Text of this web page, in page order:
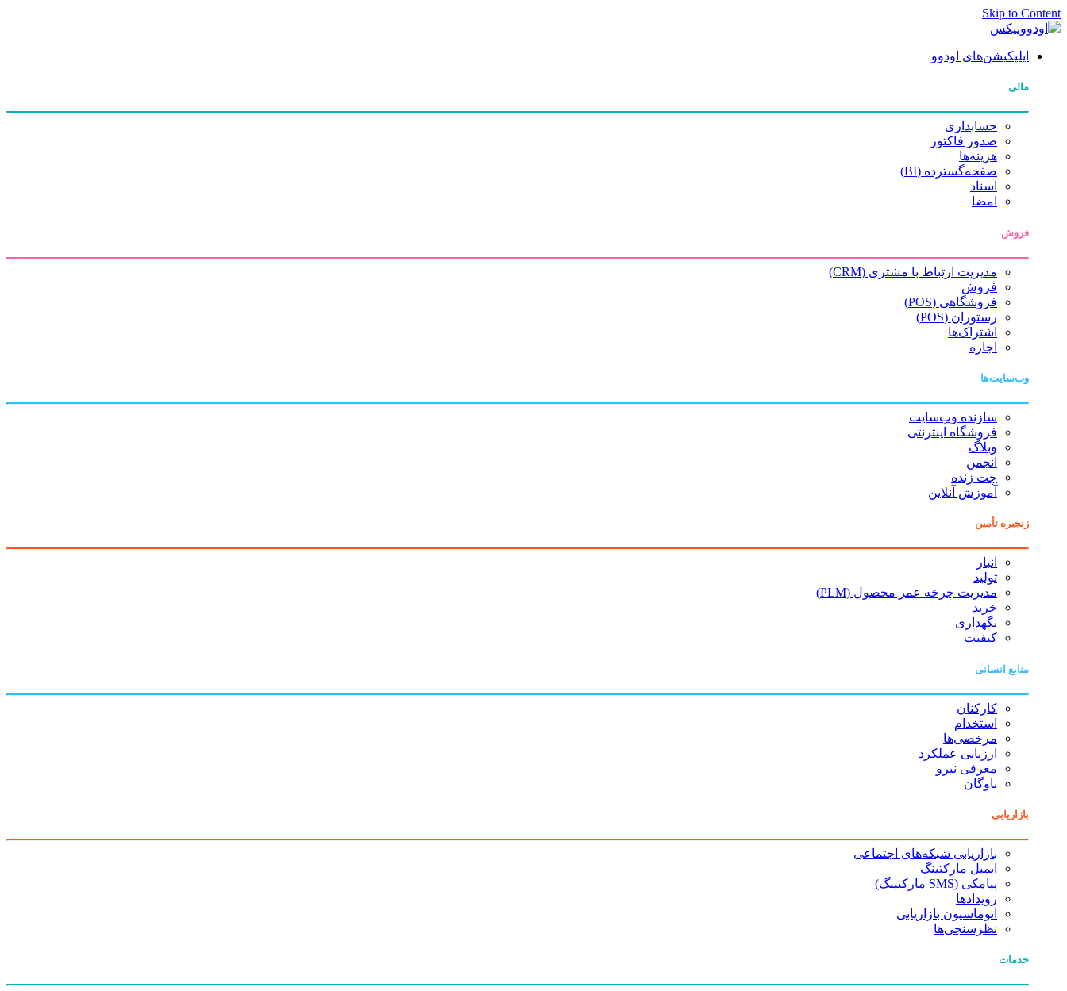
Skip to Content
اپلیکیشن‌های اودوو
مالی
حسابداری
صدور فاکتور
هزینه‌ها
صفحه‌گسترده (BI)
اسناد
امضا
فروش
مدیریت ارتباط با مشتری (CRM)
فروش
فروشگاهی (POS)
رستوران (POS)
اشتراک‌ها
اجاره
وب‌سایت‌ها
سازنده وب‌سایت
فروشگاه اینترنتی
وبلاگ
انجمن
چت زنده
آموزش آنلاین
زنجیره تأمین
انبار
تولید
مدیریت چرخه عمر محصول (PLM)
خرید
نگهداری
کیفیت
منابع انسانی
کارکنان
استخدام
مرخصی‌ها
ارزیابی عملکرد
معرفی نیرو
ناوگان
بازاریابی
بازاریابی شبکه‌های اجتماعی
ایمیل مارکتینگ
پیامکی (SMS مارکتینگ)
رویدادها
اتوماسیون بازاریابی
نظرسنجی‌ها
خدمات